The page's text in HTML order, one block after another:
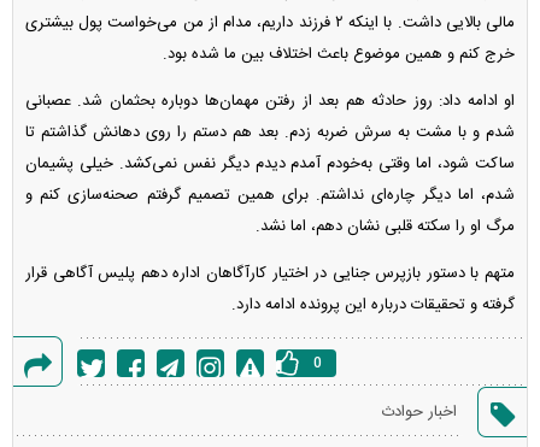
مالی بالایی داشت. با اینکه ۲ فرزند داریم، مدام از من می‌خواست پول بیشتری
خرج کنم و همین موضوع باعث اختلاف بین ما شده بود.
او ادامه داد: روز حادثه هم بعد از رفتن مهمان‌ها دوباره بحثمان شد. عصبانی
شدم و با مشت به سرش ضربه زدم. بعد هم دستم را روی دهانش گذاشتم تا
ساکت شود، اما وقتی به‌خودم آمدم دیدم دیگر نفس نمی‌کشد. خیلی پشیمان
شدم، اما دیگر چاره‌ای نداشتم. برای همین تصمیم گرفتم صحنه‌سازی کنم و
مرگ او را سکته قلبی نشان دهم، اما نشد.
متهم با دستور بازپرس جنایی در اختیار کارآگاهان اداره دهم پلیس آگاهی قرار
گرفته و تحقیقات درباره این پرونده ادامه دارد.
خطا
0
اخبار حوادث